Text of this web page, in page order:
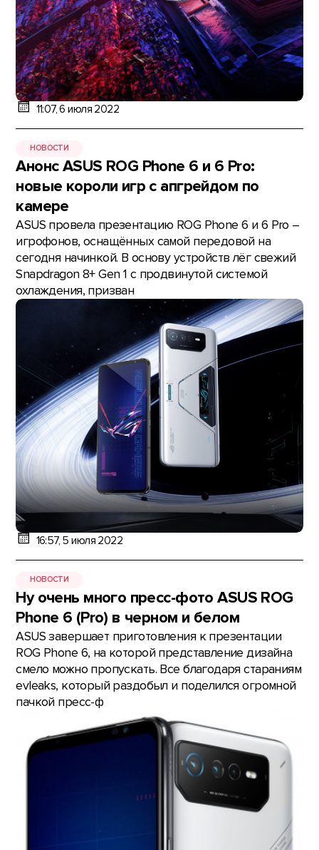
11:07, 6 июля 2022
НОВОСТИ
Анонс ASUS ROG Phone 6 и 6 Pro:
новые короли игр с апгрейдом по
камере
ASUS провела презентацию ROG Phone 6 и 6 Pro –
игрофонов, оснащённых самой передовой на
сегодня начинкой. В основу устройств лёг свежий
Snapdragon 8+ Gen 1 с продвинутой системой
охлаждения, призван
16:57, 5 июля 2022
НОВОСТИ
Ну очень много пресс-фото ASUS ROG
Phone 6 (Pro) в черном и белом
ASUS завершает приготовления к презентации
ROG Phone 6, на которой представление дизайна
смело можно пропускать. Все благодаря стараниям
evleaks, который раздобыл и поделился огромной
пачкой пресс-ф